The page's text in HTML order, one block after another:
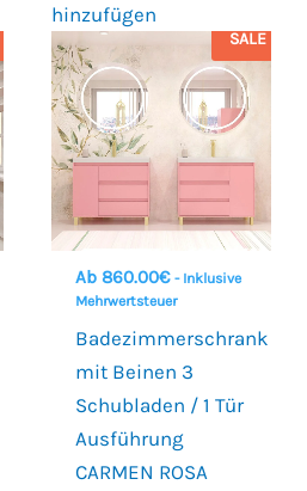
hinzufügen
SALE
Ab 860.00€ - Inklusive
Mehrwertsteuer
Badezimmerschrank
mit Beinen 3
Schubladen / 1 Tür
Ausführung
CARMEN ROSA